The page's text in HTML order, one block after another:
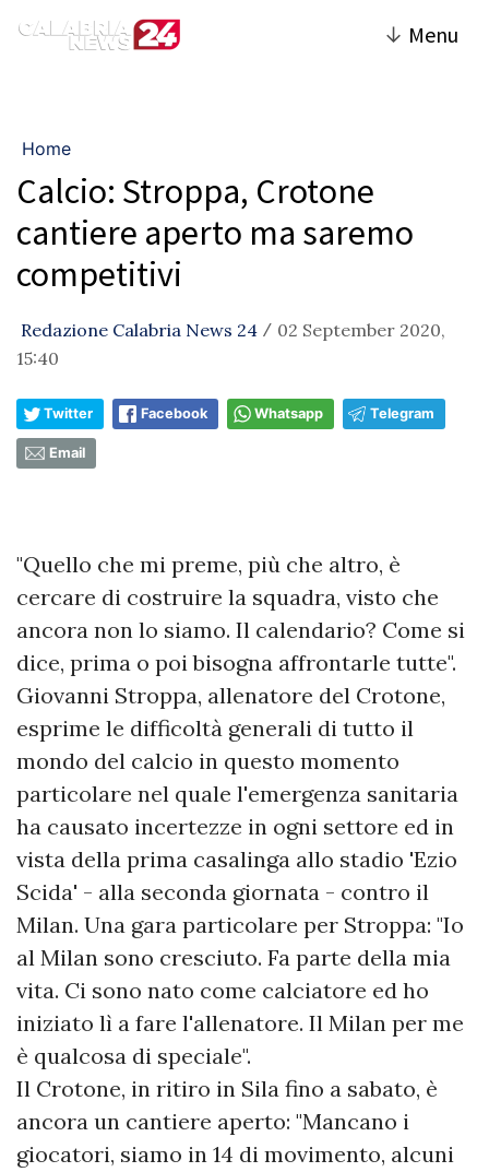
↓ Menu
Home
Calcio: Stroppa, Crotone
cantiere aperto ma saremo
competitivi
Redazione Calabria News 24 / 02 September 2020,
15:40
Twitter Facebook Whatsapp Telegram
Email
"Quello che mi preme, più che altro, è
cercare di costruire la squadra, visto che
ancora non lo siamo. Il calendario? Come si
dice, prima o poi bisogna affrontarle tutte".
Giovanni Stroppa, allenatore del Crotone,
esprime le difficoltà generali di tutto il
mondo del calcio in questo momento
particolare nel quale l'emergenza sanitaria
ha causato incertezze in ogni settore ed in
vista della prima casalinga allo stadio 'Ezio
Scida' - alla seconda giornata - contro il
Milan. Una gara particolare per Stroppa: "Io
al Milan sono cresciuto. Fa parte della mia
vita. Ci sono nato come calciatore ed ho
iniziato lì a fare l'allenatore. Il Milan per me
è qualcosa di speciale".
Il Crotone, in ritiro in Sila fino a sabato, è
ancora un cantiere aperto: "Mancano i
giocatori, siamo in 14 di movimento, alcuni